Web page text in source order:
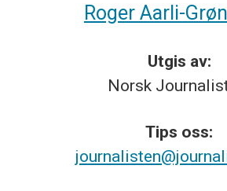
Roger Aarli-
Utgis av:
Norsk
Tips oss: